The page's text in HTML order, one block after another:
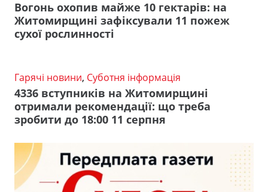
Вогонь охопив майже 10 гектарів: на
Житомирщині зафіксували 11 пожеж
сухої рослинності
Гарячі новини, Суботня інформація
4336 вступників на Житомирщині
отримали рекомендації: що треба
зробити до 18:00 11 серпня